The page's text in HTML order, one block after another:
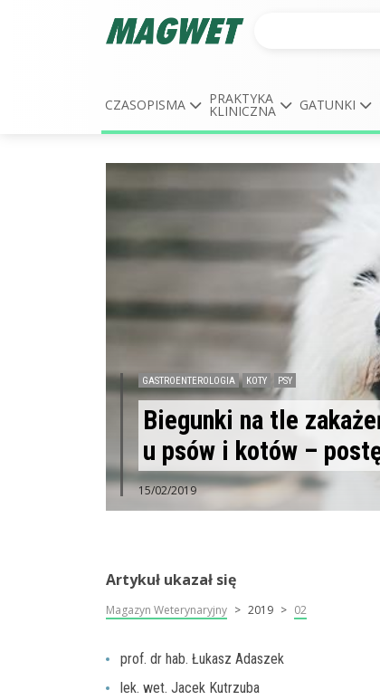
CZASOPISMA PRAKTYKA
KLINICZNA GATUNKI
GASTROENTEROLOGIA KOTY PSY
Biegunki na tle
u psów i kotów –
15/02/2019
Artykuł ukazał się
Magazyn Weterynaryjny 2019 02
prof. dr hab. Łukasz Adaszek
lek. wet. Jacek Kutrzuba